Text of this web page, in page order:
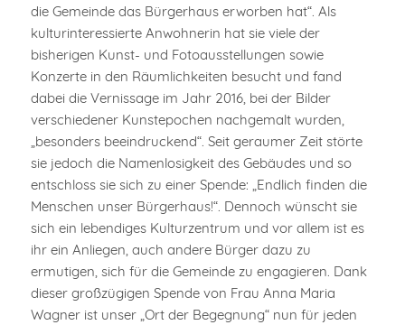
die Gemeinde das Bürgerhaus erworben hat“. Als
kulturinteressierte Anwohnerin hat sie viele der
bisherigen Kunst- und Fotoausstellungen sowie
Konzerte in den Räumlichkeiten besucht und fand
dabei die Vernissage im Jahr 2016, bei der Bilder
verschiedener Kunstepochen nachgemalt wurden,
„besonders beeindruckend“. Seit geraumer Zeit störte
sie jedoch die Namenlosigkeit des Gebäudes und so
entschloss sie sich zu einer Spende: „Endlich finden die
Menschen unser Bürgerhaus!“. Dennoch wünscht sie
sich ein lebendiges Kulturzentrum und vor allem ist es
ihr ein Anliegen, auch andere Bürger dazu zu
ermutigen, sich für die Gemeinde zu engagieren. Dank
dieser großzügigen Spende von Frau Anna Maria
Wagner ist unser „Ort der Begegnung“ nun für jeden